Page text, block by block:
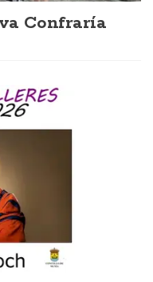
Confraría